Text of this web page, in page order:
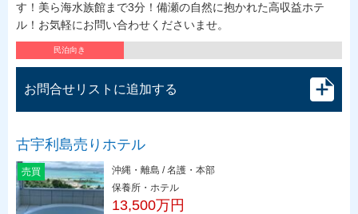
す！美ら海水族館まで3分！備瀬の自然に抱かれた高収益ホテ
ル！お気軽にお問い合わせくださいませ。
民泊向き
お問合せリストに追加する
古宇利島売りホテル
売買
沖縄・離島 / 名護・本部
保養所・ホテル
13,500万円